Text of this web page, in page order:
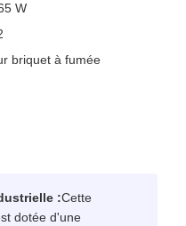
W
briquet à fumée
:Cette
dotée d'une